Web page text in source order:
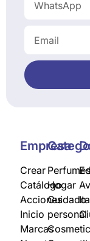
Empresa
Crear
Catálogo
Acciones
Inicio
Marcas
Perfumes
Hogar
Cuidado
personal